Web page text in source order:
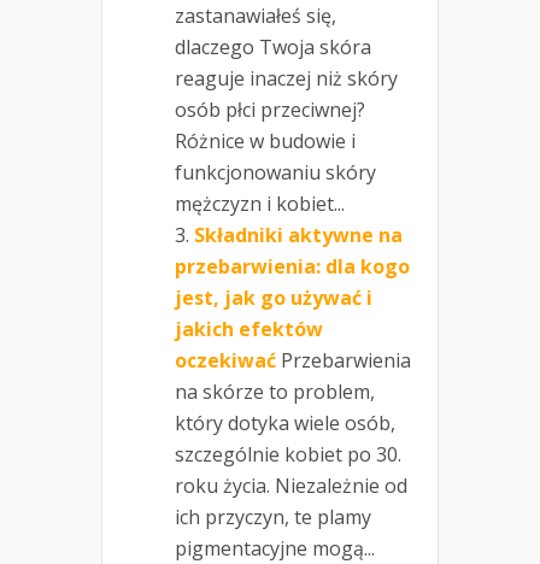
zastanawiałeś się,
dlaczego Twoja skóra
reaguje inaczej niż skóry
osób płci przeciwnej?
Różnice w budowie i
funkcjonowaniu skóry
mężczyzn i kobiet...
Składniki aktywne na
przebarwienia: dla kogo
jest, jak go używać i
jakich efektów
oczekiwać Przebarwienia
na skórze to problem,
który dotyka wiele osób,
szczególnie kobiet po 30.
roku życia. Niezależnie od
ich przyczyn, te plamy
pigmentacyjne mogą...